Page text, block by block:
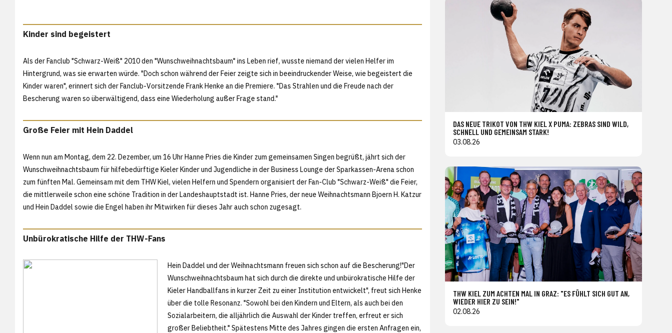
Kinder sind begeistert
Als der Fanclub "Schwarz-Weiß" 2010 den "Wunschweihnachtsbaum" ins Leben rief, wusste niemand der vielen Helfer im
Hintergrund, was sie erwarten würde. "Doch schon während der Feier zeigte sich in beeindruckender Weise, wie begeistert die
Kinder waren", erinnert sich der Fanclub-Vorsitzende Frank Henke an die Premiere. "Das Strahlen und die Freude nach der
Bescherung waren so überwältigend, dass eine Wiederholung außer Frage stand."
Große Feier mit Hein Daddel
Wenn nun am Montag, dem 22. Dezember, um 16 Uhr Hanne Pries die Kinder zum gemeinsamen Singen begrüßt, jährt sich der
Wunschweihnachtsbaum für hilfebedürftige Kieler Kinder und Jugendliche in der Business Lounge der Sparkassen-Arena schon
zum fünften Mal. Gemeinsam mit dem THW Kiel, vielen Helfern und Spendern organisiert der Fan-Club "Schwarz-Weiß" die Feier,
die mittlerweile schon eine schöne Tradition in der Landeshauptstadt ist. Hanne Pries, der neue Weihnachtsmann Bjoern H. Katzur
und Hein Daddel sowie die Engel haben ihr Mitwirken für dieses Jahr auch schon zugesagt.
Unbürokratische Hilfe der THW-Fans
Hein Daddel und der Weihnachtsmann freuen sich schon auf die Bescherung!"Der
Wunschweihnachtsbaum hat sich durch die direkte und unbürokratische Hilfe der
Kieler Handballfans in kurzer Zeit zu einer Institution entwickelt", freut sich Henke
über die tolle Resonanz. "Sowohl bei den Kindern und Eltern, als auch bei den
Sozialarbeitern, die alljährlich die Auswahl der Kinder treffen, erfreut er sich
großer Beliebtheit." Spätestens Mitte des Jahres gingen die ersten Anfragen ein,
DAS NEUE TRIKOT VON THW KIEL X PUMA: ZEBRAS SIND WILD,
SCHNELL UND GEMEINSAM STARK!
03.08.26
THW KIEL ZUM ACHTEN MAL IN GRAZ: "ES FÜHLT SICH GUT AN,
WIEDER HIER ZU SEIN!"
02.08.26